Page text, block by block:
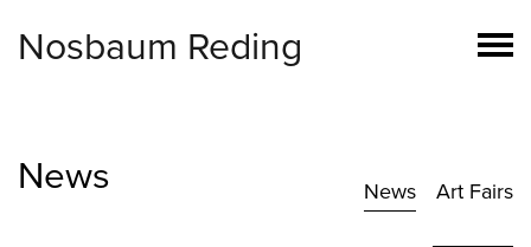
Nosbaum Reding
News News Art Fairs